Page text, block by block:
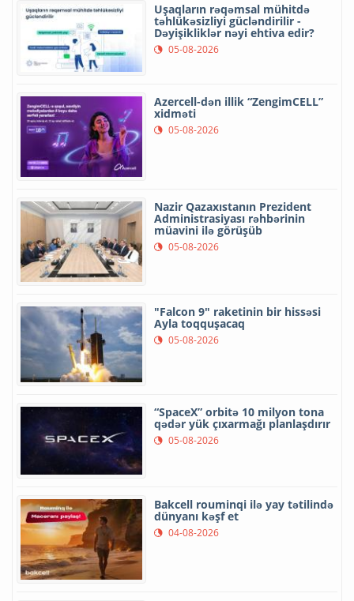
Uşaqların rəqəmsal mühitdə
təhlükəsizliyi gücləndirilir -
Dəyişikliklər nəyi ehtiva edir?
05-08-2026
Azercell-dən illik “ZengimCELL”
xidməti
05-08-2026
Nazir Qazaxıstanın Prezident
Administrasiyası rəhbərinin
müavini ilə görüşüb
05-08-2026
"Falcon 9" raketinin bir hissəsi
Ayla toqquşacaq
05-08-2026
“SpaceX” orbitə 10 milyon tona
qədər yük çıxarmağı planlaşdırır
05-08-2026
Bakcell rouminqi ilə yay tətilində
dünyanı kəşf et
04-08-2026